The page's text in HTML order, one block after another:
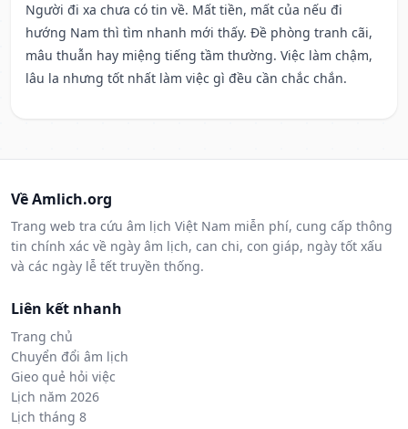
Người đi xa chưa có tin về. Mất tiền, mất của nếu đi
hướng Nam thì tìm nhanh mới thấy. Đề phòng tranh cãi,
mâu thuẫn hay miệng tiếng tầm thường. Việc làm chậm,
lâu la nhưng tốt nhất làm việc gì đều cần chắc chắn.
Về Amlich.org
Trang web tra cứu âm lịch Việt Nam miễn phí, cung cấp thông
tin chính xác về ngày âm lịch, can chi, con giáp, ngày tốt xấu
và các ngày lễ tết truyền thống.
Liên kết nhanh
Trang chủ
Chuyển đổi âm lịch
Gieo quẻ hỏi việc
Lịch năm 2026
Lịch tháng 8